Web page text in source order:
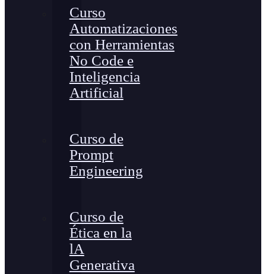
Curso
Automatizaciones
con Herramientas
No Code e
Inteligencia
Artificial
Curso de
Prompt
Engineering
Curso de
Ética en la
lA
Generativa